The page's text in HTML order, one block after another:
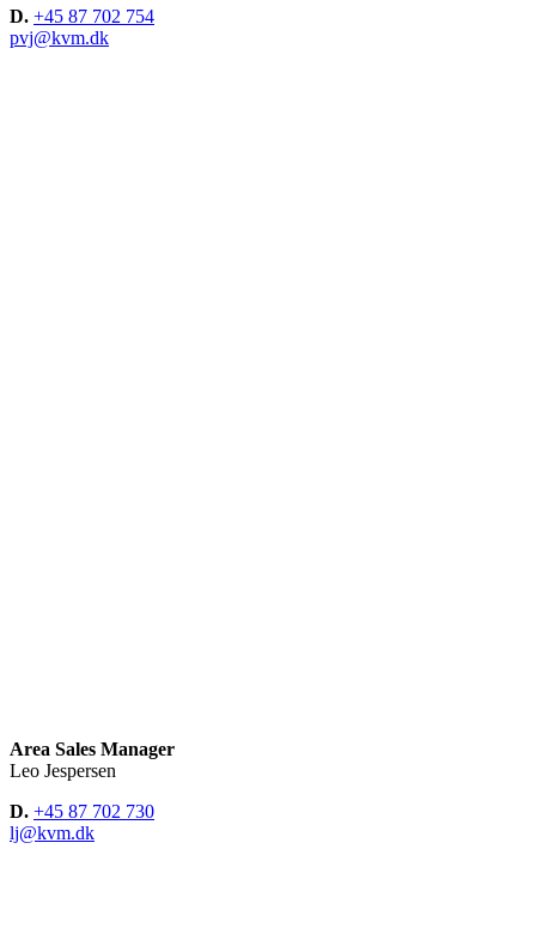
D. +45 87 702 754
pvj@kvm.dk
Area Sales Manager
Leo Jespersen
D. +45 87 702 730
lj@kvm.dk